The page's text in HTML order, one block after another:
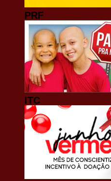
PRF
ITC